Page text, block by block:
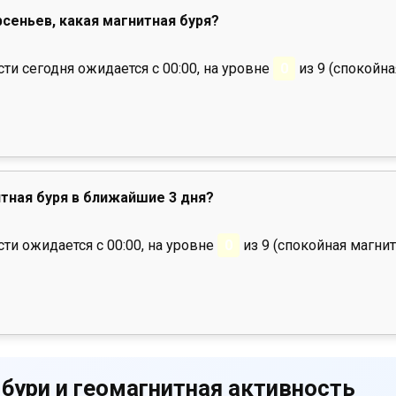
какая магнитная буря?
сегодня ожидается с 00:00, на уровне 0 из 9
буря в ближайшие 3 дня?
ожидается с 00:00, на уровне 0 из 9 (спокойная
и геомагнитная активность